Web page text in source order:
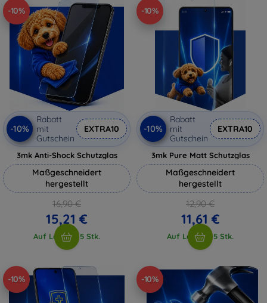
-10%
-10%
Rabatt
mit
Gutschein
EXTRA10
3mk Anti-Shock Schutzglas
Maßgeschneidert
hergestellt
16,90 €
15,21 €
Auf Lager > 5 Stk.
-10%
-10%
Rabatt
mit
Gutschein
EXTRA10
3mk Pure Matt Schutzglas
Maßgeschneidert
hergestellt
12,90 €
11,61 €
Auf Lager > 5 Stk.
-10% -10%